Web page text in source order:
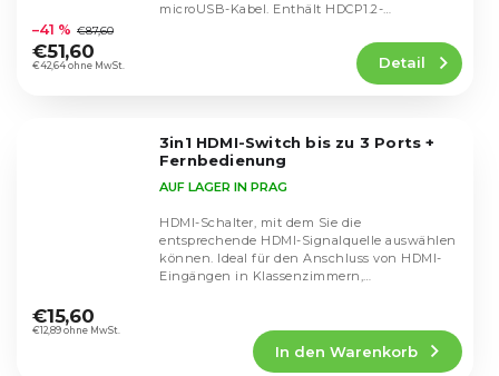
durchschnittliche
Produktbewertung
ist
€42,64 ohne MwSt.
–41 % €87,60
€51,60 Detail
microUSB-Kabel. Enthält HDCP1.2-
3in1 HDMI-Switch bis zu 3 Ports +
Fernbedienung
durchschnittliche
Produktbewertung
AUF LAGER IN PRAG
€12,89 ohne MwSt.
€15,60
In den Warenkorb
HDMI-Schalter, mit dem Sie die
entsprechende HDMI-Signalquelle auswählen
können. Ideal für den Anschluss von HDMI-
Eingängen in Klassenzimmern,